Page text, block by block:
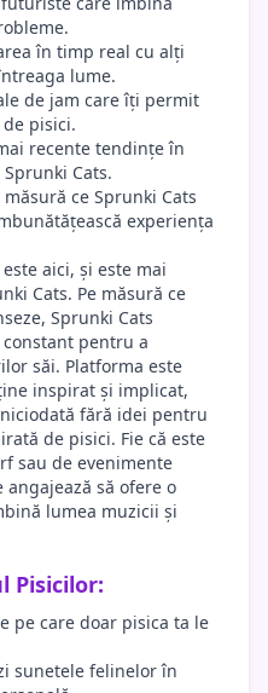
în timp real cu alți
lume.
de jam care îți permit
pisici.
recente tendințe în
Cats.
ce Sprunki Cats
experiența
aici, și este mai
Cats. Pe măsură ce
Sprunki Cats
pentru a
săi. Platforma este
inspirat și implicat,
fără idei pentru
de pisici. Fie că este
sau de evenimente
să ofere o
lumea muzicii și
Pisicilor:
pe care doar pisica ta le
sunetele felinelor în